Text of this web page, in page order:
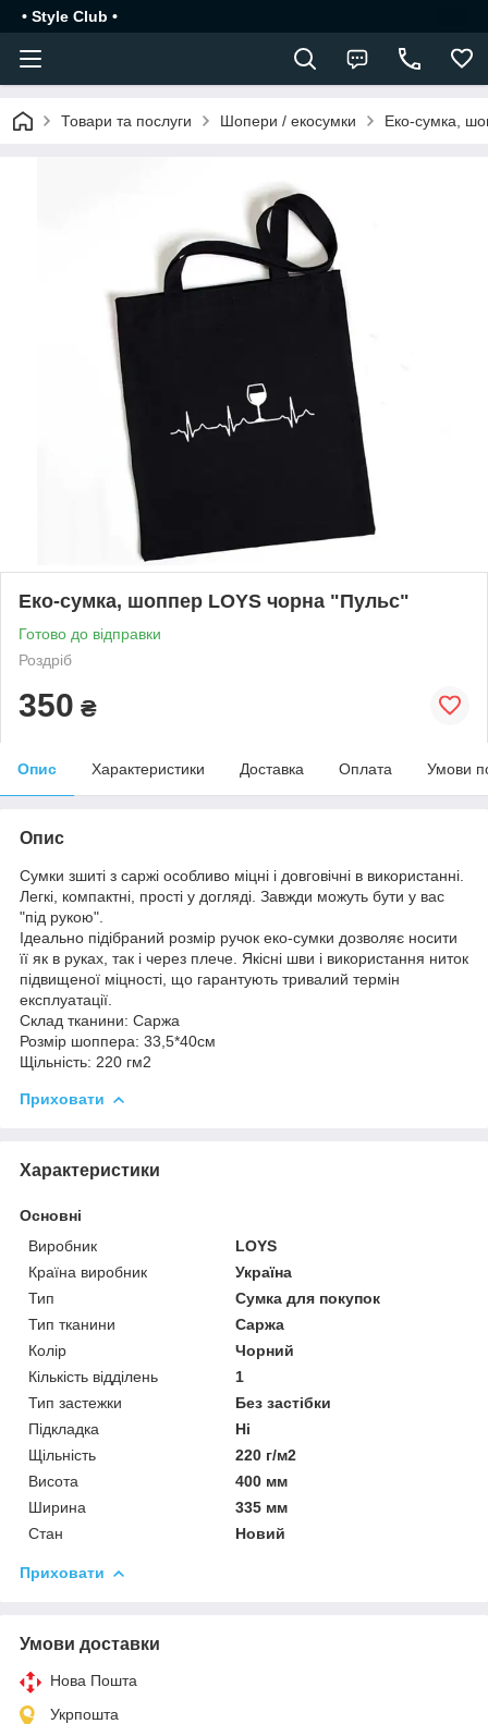
• Style Club •
Товари та послуги Шопери / екосумки Еко-сумка,
Еко-сумка, шоппер LOYS чорна "Пульс"
Готово до відправки
Роздріб
350 ₴
Опис Характеристики Доставка Оплата Умови
Опис
Сумки зшиті з саржі особливо міцні і довговічні в використанні.
Легкі, компактні, прості у догляді. Завжди можуть бути у вас
"під рукою".
Ідеально підібраний розмір ручок еко-сумки дозволяє носити
її як в руках, так і через плече. Якісні шви і використання ниток
підвищеної міцності, що гарантують тривалий термін
експлуатації.
Склад тканини: Саржа
Розмір шоппера: 33,5*40см
Щільність: 220 гм2
Приховати
Характеристики
Основні
Виробник
LOYS
Країна виробник
Україна
Тип
Сумка для покупок
Тип тканини
Саржа
Колір
Чорний
Кількість відділень
1
Тип застежки
Без застібки
Підкладка
Ні
Щільність
220 г/м2
Висота
400 мм
Ширина
335 мм
Стан
Новий
Приховати
Умови доставки
Нова Пошта
Укрпошта